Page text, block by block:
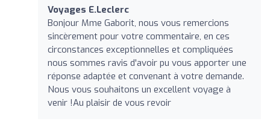
Voyages E.Leclerc
Bonjour Mme Gaborit, nous vous remercions
sincèrement pour votre commentaire, en ces
circonstances exceptionnelles et compliquées
nous sommes ravis d'avoir pu vous apporter une
réponse adaptée et convenant à votre demande.
Nous vous souhaitons un excellent voyage à
venir !Au plaisir de vous revoir